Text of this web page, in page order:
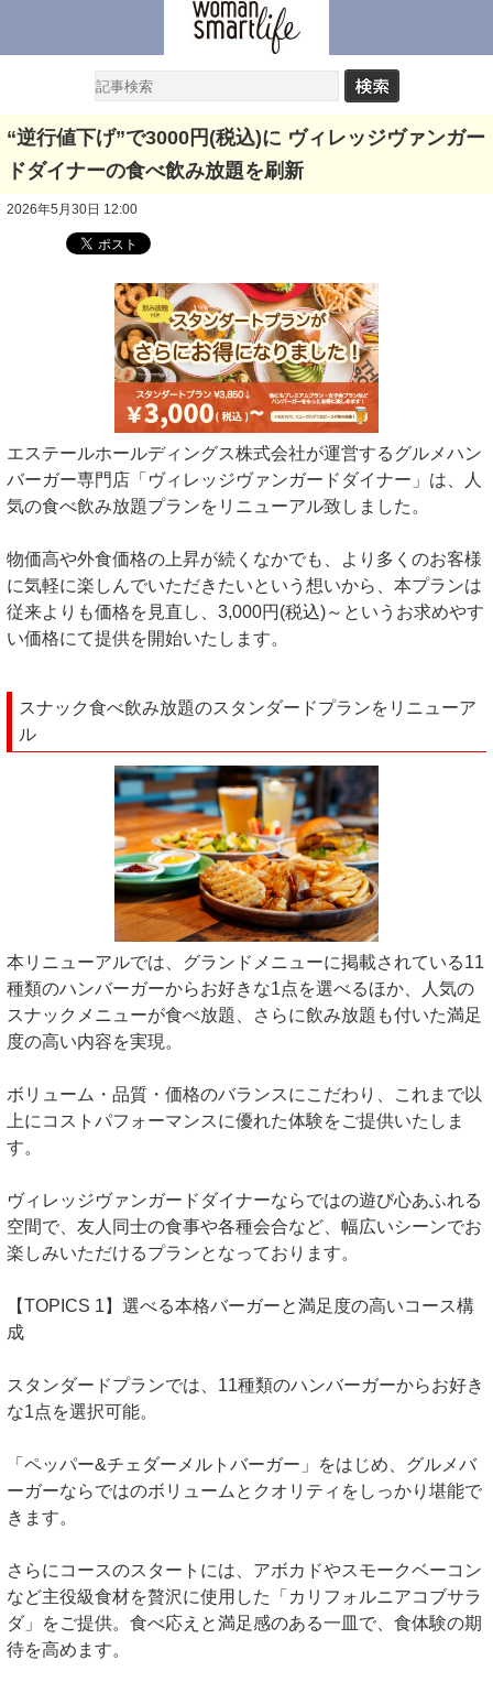
“逆行値下げ”で3000円(税込)に ヴィレッジヴァンガー
ドダイナーの食べ飲み放題を刷新
2026年5月30日 12:00
エステールホールディングス株式会社が運営するグルメハン
バーガー専門店「ヴィレッジヴァンガードダイナー」は、人
気の食べ飲み放題プランをリニューアル致しました。
物価高や外食価格の上昇が続くなかでも、より多くのお客様
に気軽に楽しんでいただきたいという想いから、本プランは
従来よりも価格を見直し、3,000円(税込)～というお求めやす
い価格にて提供を開始いたします。
スナック食べ飲み放題のスタンダードプランをリニューア
ル
本リニューアルでは、グランドメニューに掲載されている11
種類のハンバーガーからお好きな1点を選べるほか、人気の
スナックメニューが食べ放題、さらに飲み放題も付いた満足
度の高い内容を実現。
ボリューム・品質・価格のバランスにこだわり、これまで以
上にコストパフォーマンスに優れた体験をご提供いたしま
す。
ヴィレッジヴァンガードダイナーならではの遊び心あふれる
空間で、友人同士の食事や各種会合など、幅広いシーンでお
楽しみいただけるプランとなっております。
【TOPICS 1】選べる本格バーガーと満足度の高いコース構
成
スタンダードプランでは、11種類のハンバーガーからお好き
な1点を選択可能。
「ペッパー&チェダーメルトバーガー」をはじめ、グルメバ
ーガーならではのボリュームとクオリティをしっかり堪能で
きます。
さらにコースのスタートには、アボカドやスモークベーコン
など主役級食材を贅沢に使用した「カリフォルニアコブサラ
ダ」をご提供。食べ応えと満足感のある一皿で、食体験の期
待を高めます。